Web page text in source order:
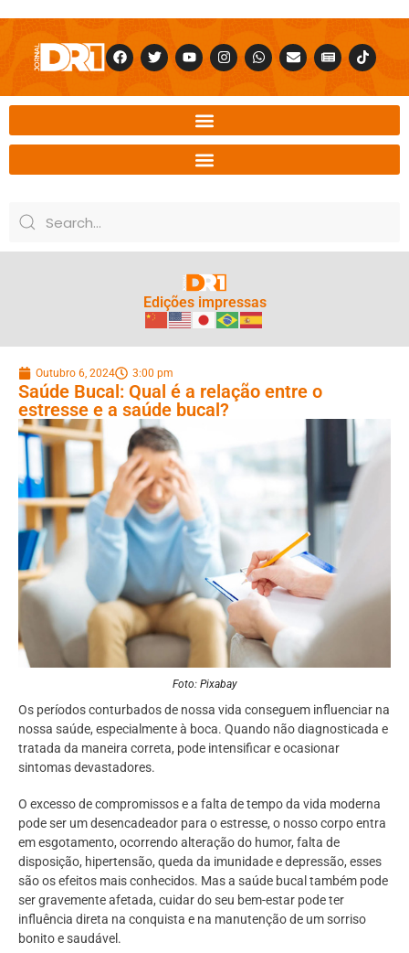
Edições impressas
Outubro 6, 2024 3:00 pm
Saúde Bucal: Qual é a relação entre o
estresse e a saúde bucal?
Foto: Pixabay
Os períodos conturbados de nossa vida conseguem influenciar na
nossa saúde, especialmente à boca. Quando não diagnosticada e
tratada da maneira correta, pode intensificar e ocasionar
sintomas devastadores.
O excesso de compromissos e a falta de tempo da vida moderna
pode ser um desencadeador para o estresse, o nosso corpo entra
em esgotamento, ocorrendo alteração do humor, falta de
disposição, hipertensão, queda da imunidade e depressão, esses
são os efeitos mais conhecidos. Mas a saúde bucal também pode
ser gravemente afetada, cuidar do seu bem-estar pode ter
influência direta na conquista e na manutenção de um sorriso
bonito e saudável.